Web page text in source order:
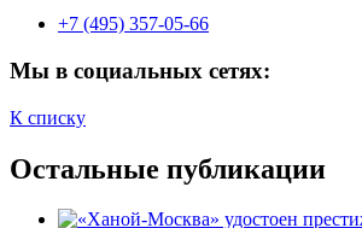
+7 (495) 357-05-66
Мы в социальных сетях:
К списку
Остальные публикации